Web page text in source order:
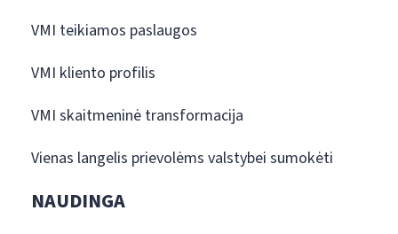
VMI teikiamos paslaugos
VMI kliento profilis
VMI skaitmeninė transformacija
Vienas langelis prievolėms valstybei sumokėti
NAUDINGA